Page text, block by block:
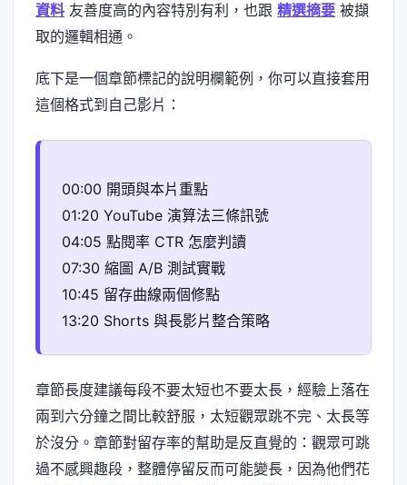
資料 友善度高的內容特別有利，也跟 精選摘要 被擷
取的邏輯相通。
底下是一個章節標記的說明欄範例，你可以直接套用
這個格式到自己影片：
00:00 開頭與本片重點
01:20 YouTube 演算法三條訊號
04:05 點閱率 CTR 怎麼判讀
07:30 縮圖 A/B 測試實戰
10:45 留存曲線兩個修點
13:20 Shorts 與長影片整合策略
章節長度建議每段不要太短也不要太長，經驗上落在
兩到六分鐘之間比較舒服，太短觀眾跳不完、太長等
於沒分。章節對留存率的幫助是反直覺的：觀眾可跳
過不感興趣段，整體停留反而可能變長，因為他們花